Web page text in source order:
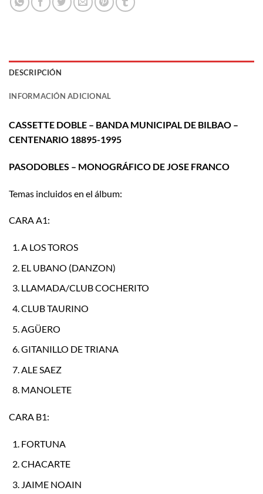
DESCRIPCIÓN
INFORMACIÓN ADICIONAL
CASSETTE DOBLE – BANDA MUNICIPAL DE BILBAO –
CENTENARIO 18895-1995
PASODOBLES – MONOGRÁFICO DE JOSE FRANCO
Temas incluidos en el álbum:
CARA A1:
A LOS TOROS
EL UBANO (DANZON)
LLAMADA/CLUB COCHERITO
CLUB TAURINO
AGÜERO
GITANILLO DE TRIANA
ALE SAEZ
MANOLETE
CARA B1:
FORTUNA
CHACARTE
JAIME NOAIN